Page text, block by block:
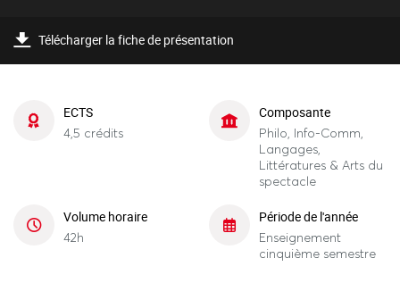
Télécharger la fiche de présentation
ECTS
4,5 crédits
Composante
Philo, Info-Comm,
Langages,
Littératures & Arts du
spectacle
Volume horaire
42h
Période de l'année
Enseignement
cinquième semestre